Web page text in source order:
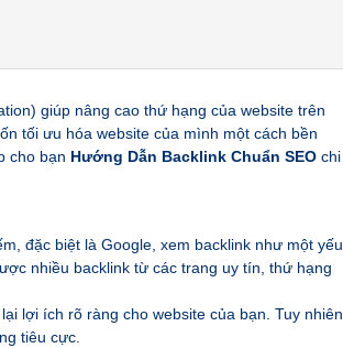
giúp nâng cao thứ hạng của website trên
tối ưu hóa website của mình một cách bền
cho bạn Hướng Dẫn Backlink Chuẩn SEO chi
đặc biệt là Google, xem backlink như một yếu
nhiều backlink từ các trang uy tín, thứ hạng
lợi ích rõ ràng cho website của bạn. Tuy nhiên,
tiêu cực.